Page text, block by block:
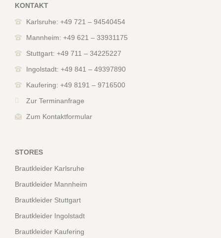
KONTAKT
Karlsruhe: +49 721 – 94540454
Mannheim: +49 621 – 33931175
Stuttgart: +49 711 – 34225227
Ingolstadt: +49 841 – 49397890
Kaufering: +49 8191 – 9716500
Zur Terminanfrage
Zum Kontaktformular
STORES
Brautkleider Karlsruhe
Brautkleider Mannheim
Brautkleider Stuttgart
Brautkleider Ingolstadt
Brautkleider Kaufering